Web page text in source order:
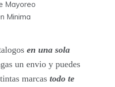
Mayoreo
Minima
en una sola
un envio y puedes
marcastodo te